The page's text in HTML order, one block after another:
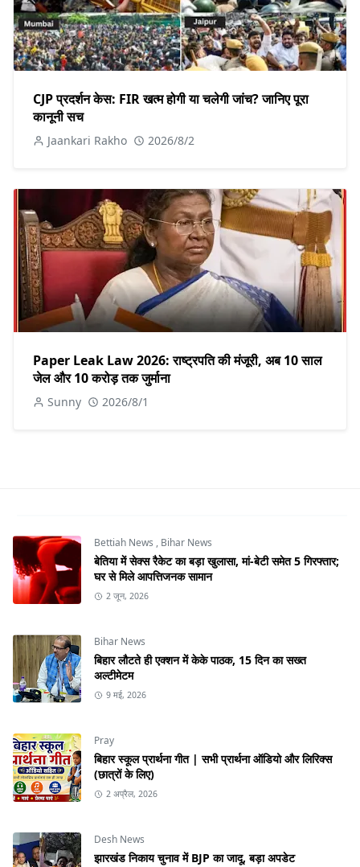
CJP प्रदर्शन केस: FIR खत्म होगी या चलेगी जांच? जानिए पूरा
कानूनी सच
Jaankari Rakho 2026/8/2
Paper Leak Law 2026: राष्ट्रपति की मंजूरी, अब 10 साल
जेल और 10 करोड़ तक जुर्माना
Sunny 2026/8/1
Bettiah News , Bihar News
बेतिया में सेक्स रैकेट का बड़ा खुलासा, मां-बेटी समेत 5 गिरफ्तार;
घर से मिले आपत्तिजनक सामान
2 जून, 2026
Bihar News
बिहार लौटते ही एक्शन में केके पाठक, 15 दिन का सख्त
अल्टीमेटम
9 मई, 2026
Pray
बिहार स्कूल प्रार्थना गीत | सभी प्रार्थना ऑडियो और लिरिक्स
(छात्रों के लिए)
2 अप्रैल, 2026
Desh News
झारखंड निकाय चुनाव में BJP का जादू, बड़ा अपडेट